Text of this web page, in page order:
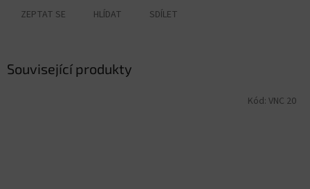
ZEPTAT SE HLÍDAT SDÍLET
Související produkty
Kód: VNC 20